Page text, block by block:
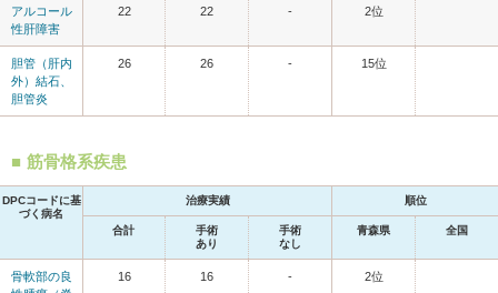
アルコール
性肝障害
22 22 - 2位
胆管（肝内
外）結石、
胆管炎
26 26 - 15位
筋骨格系疾患
DPCコードに基
づく病名
治療実績 順位
合計
手術
あり
手術
なし
青森県 全国
骨軟部の良
16 16 - 2位